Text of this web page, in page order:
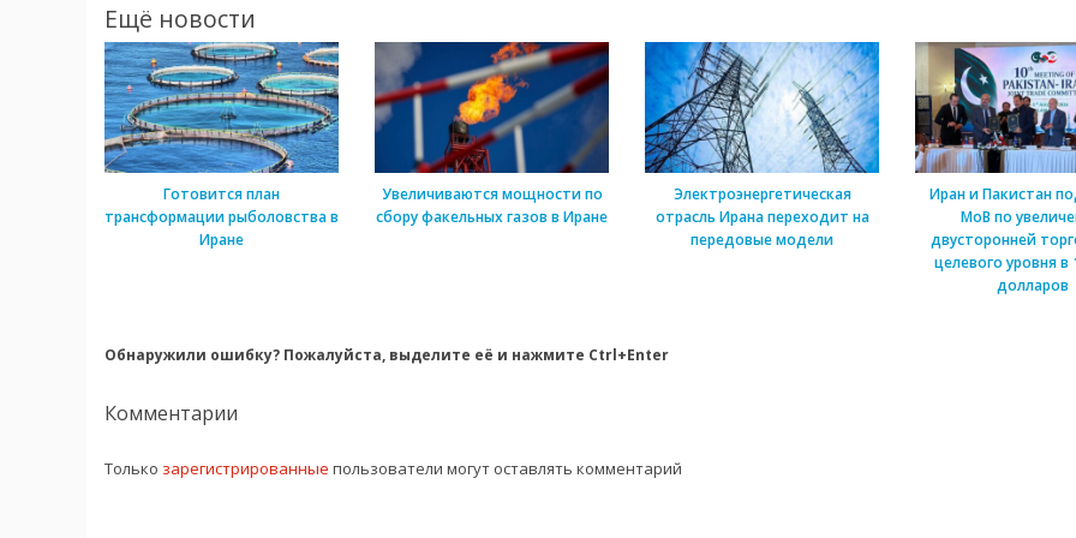
Ещё новости
Готовится план
трансформации рыболовства в
Иране
Увеличиваются мощности по
сбору факельных газов в Иране
Электроэнергетическая
отрасль Ирана переходит на
передовые модели
Иран и Пакистан
МоВ по
двусторонней
целевого уровня в
долларов
Обнаружили ошибку? Пожалуйста, выделите её и нажмите Ctrl+Enter
Комментарии
Только зарегистрированные пользователи могут оставлять комментарий